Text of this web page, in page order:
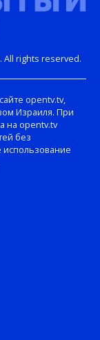
Copyright © Открытый телеканал. תנועת הערבות. All rights reserved.
opentv.tv,
Израиля. При
на opentv.tv
без